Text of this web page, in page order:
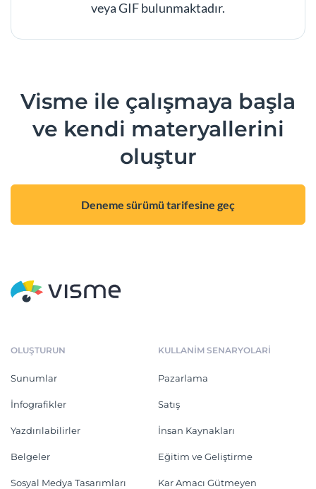
veya GIF bulunmaktadır.
Visme ile çalışmaya başla
ve kendi materyallerini
oluştur
Deneme sürümü tarifesine geç
OLUŞTURUN
Sunumlar
İnfografikler
Yazdırılabilirler
Belgeler
Sosyal Medya Tasarımları
KULLANIM SENARYOLARI
Pazarlama
Satış
İnsan Kaynakları
Eğitim ve Geliştirme
Kar Amacı Gütmeyen